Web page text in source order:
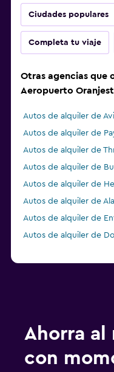
Ciudades populares
Completa tu viaje
Otras agencias que
Aeropuerto
Autos de alquiler de
Autos de alquiler de
Autos de alquiler de
Autos de alquiler de
Autos de alquiler de
Autos de alquiler de
Autos de alquiler de
Autos de alquiler de
Ahorra al
con